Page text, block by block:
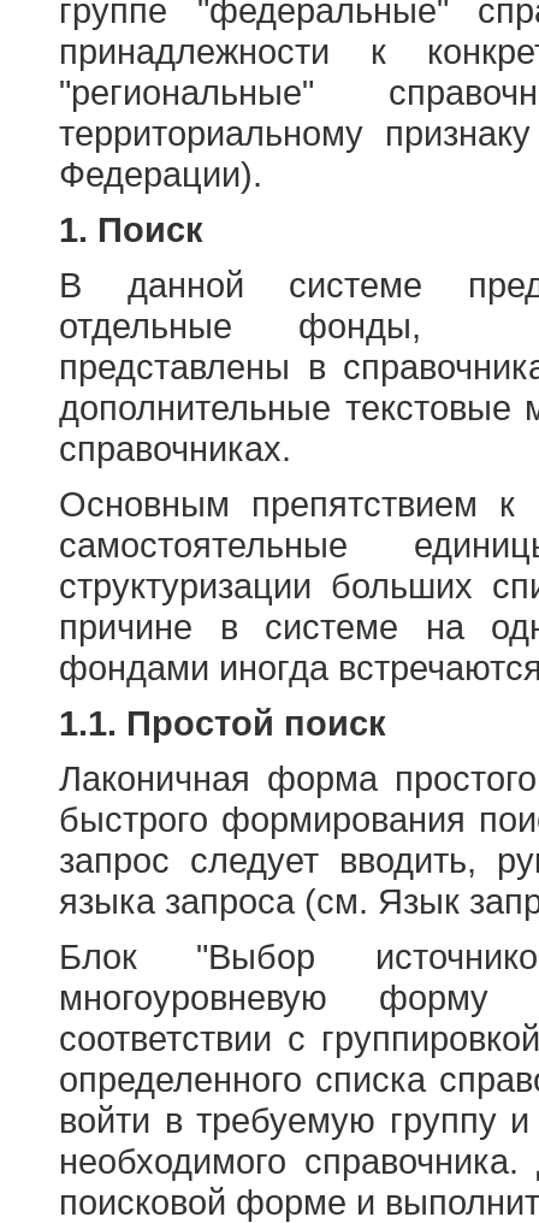
группе "федеральные"
принадлежности к
"региональные"
территориальному
Федерации).
1. Поиск
В данной системе
отдельные фонды,
представлены в
дополнительные
справочниках.
Основным препятствием
самостоятельные
структуризации больших
причине в системе на
фондами иногда
1.1. Простой поиск
Лаконичная форма
быстрого формирования
запрос следует вводить,
языка запроса (см. Язык
Блок "Выбор
многоуровневую форму
соответствии с
определенного списка
войти в требуемую группу и
необходимого
поисковой форме и